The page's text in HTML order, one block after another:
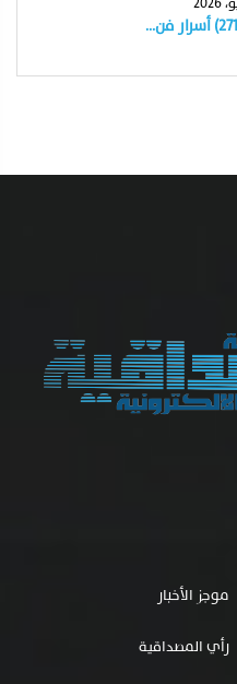
موجز الأخبار
رأي المصداقية